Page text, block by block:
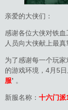
亲爱的大侠们：
感谢各位大侠对铁
人员向大侠献上最真
为了感谢每一个玩
的游戏环境，4月5
服’ 。
新服名称： 十六门派